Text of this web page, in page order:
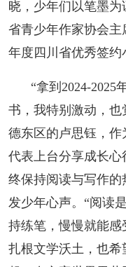
晓，少年们以笔墨为
省青少年作家协会主
年度四川省优秀签约
“拿到2024-2025
书，我特别激动，
德东区的卢思钰，作
代表上台分享成长
终保持阅读与写作
发少年心声。“阅读
持练笔，慢慢就能
扎根文学沃土，也